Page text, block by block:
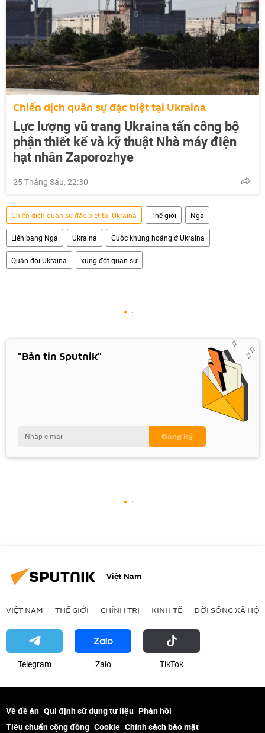
Chiến dịch quân sự đặc biệt tại Ukraina
Lực lượng vũ trang Ukraina tấn công bộ
phận thiết kế và kỹ thuật Nhà máy điện
hạt nhân Zaporozhye
25 Tháng Sáu, 22:30
Chiến dịch quân sự đặc biệt tại Ukraina Thế giới Nga
Liên bang Nga Ukraina Cuộc khủng hoảng ở Ukraina
Quân đội Ukraina xung đột quân sự
"Bản tin Sputnik"
Việt Nam
VIỆT NAM THẾ GIỚI CHÍNH TRỊ KINH TẾ ĐỜI SỐNG XÃ HỘI
Telegram Zalo ТikТоk
Về đề án Qui định sử dụng tư liệu Phản hồi
Tiêu chuẩn cộng đồng Cookie Chính sách bảo mật